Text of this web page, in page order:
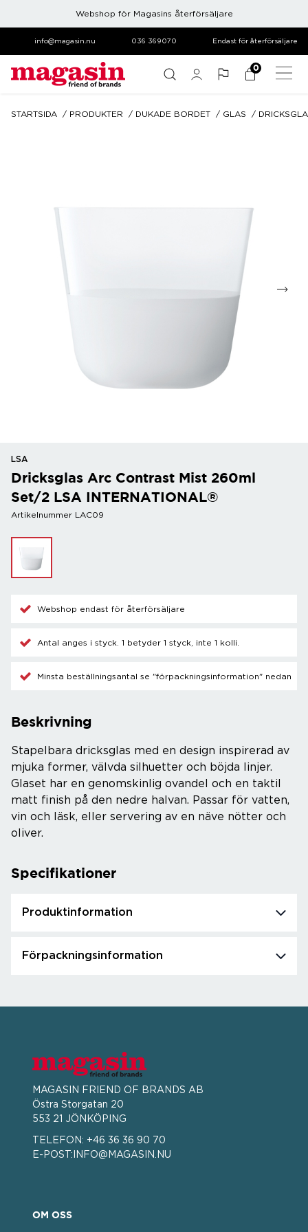
Webshop för Magasins återförsäljare
info@magasin.nu 036 369070 Endast för återförsäljare
0
STARTSIDA PRODUKTER DUKADE BORDET GLAS
LSA
Dricksglas Arc Contrast Mist 260ml
Set/2 LSA INTERNATIONAL®
Artikelnummer LAC09
Webshop endast för återförsäljare
Antal anges i styck. 1 betyder 1 styck, inte 1 kolli.
Minsta beställningsantal se "förpackningsinformation" nedan
Beskrivning
Stapelbara dricksglas med en design inspirerad av
mjuka former, välvda silhuetter och böjda linjer.
Glaset har en genomskinlig ovandel och en taktil
matt finish på den nedre halvan. Passar för vatten,
vin och läsk, eller servering av en näve nötter och
oliver.
Specifikationer
Produktinformation
Förpackningsinformation
MAGASIN FRIEND OF BRANDS AB
Östra Storgatan 20
553 21 JÖNKÖPING
TELEFON: +46 36 36 90 70
E-POST: INFO@MAGASIN.NU
OM OSS